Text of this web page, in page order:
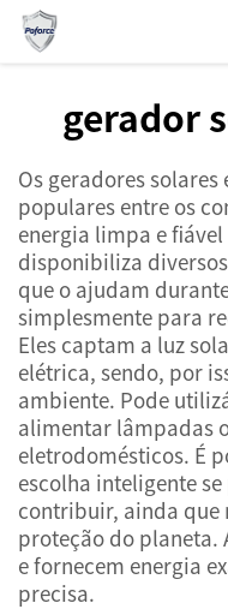
Sobre Nós
Produtos
Serviços
Notícias
Contacte-nos
gerador
Os geradores
populares entre os
energia limpa e
disponibiliza
que o ajudam
simplesmente para
Eles captam a luz
elétrica, sendo, por
ambiente. Pode
alimentar lâmpadas
eletrodomésticos. É
escolha inteligente
contribuir, ainda que
proteção do planeta.
e fornecem energia
precisa.